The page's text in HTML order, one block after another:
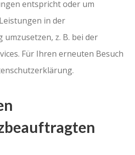
entspricht oder um
in der
z. B. bei der
Für Ihren erneuten Besuch